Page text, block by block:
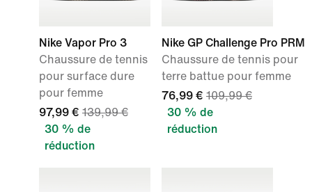
Nike Vapor Pro 3
Chaussure de tennis
pour surface dure
pour femme
97,99 € 139,99 €
30 % de
réduction
Nike GP Challenge Pro PRM
Chaussure de tennis pour
terre battue pour femme
76,99 € 109,99 €
30 % de
réduction